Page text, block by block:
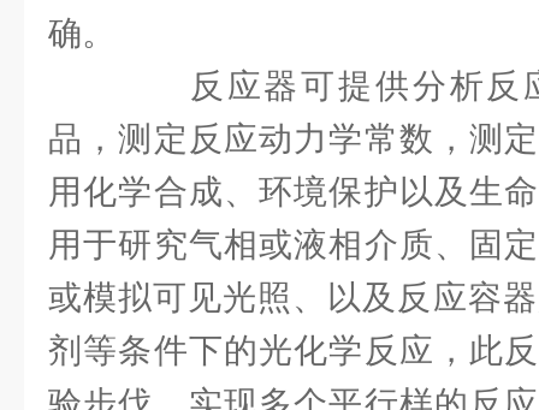
确。
反应器可提供分析反
品，测定反应动力学常数，测
用化学合成、环境保护以及生
用于研究气相或液相介质、固
或模拟可见光照、以及反应容
剂等条件下的光化学反应，此